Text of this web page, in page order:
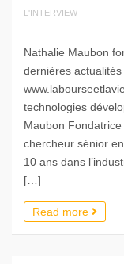
L'INTERVIEW
Nathalie Maubon
dernières
technologies
Maubon
chercheur sénior
10 ans dans
[…]
Read more